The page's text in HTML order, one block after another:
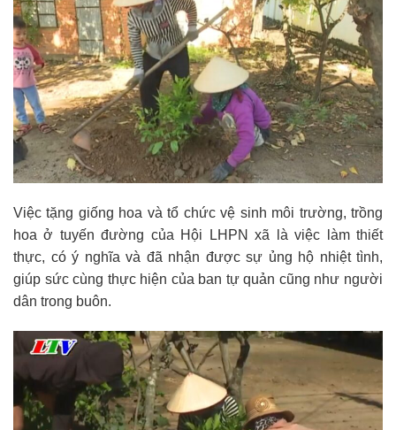
Việc tặng giống hoa và tổ chức vệ sinh môi trường, trồng
hoa ở tuyến đường của Hội LHPN xã là việc làm thiết
thực, có ý nghĩa và đã nhận được sự ủng hộ nhiệt tình,
giúp sức cùng thực hiện của ban tự quản cũng như người
dân trong buôn.